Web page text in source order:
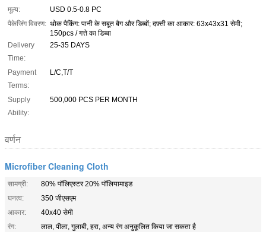
मूल्य:
USD 0.5-0.8 PC
पैकेजिंग विवरण: थोक पैकिंग: पानी के सबूत बैग और डिब्बों; दफ़्ती का आकार: 63x43x31 सेमी;
150pcs / गत्ते का डिब्बा
Delivery
Time:
25-35 DAYS
Payment
Terms:
L/C,T/T
Supply
Ability:
500,000 PCS PER MONTH
वर्णन
Microfiber Cleaning Cloth
सामग्री:
80% पॉलिएस्टर 20% पॉलियामाइड
घनत्व:
350 जीएसएम
आकार:
40x40 सेमी
रंग:
लाल, पीला, गुलाबी, हरा, अन्य रंग अनुकूलित किया जा सकता है